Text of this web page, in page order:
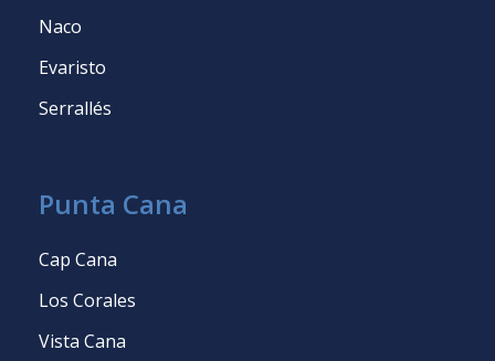
Naco
Evaristo
Serrallés
Punta Cana
Cap Cana
Los Corales
Vista Cana